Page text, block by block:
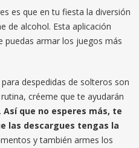
es que en tu fiesta la diversión
de alcohol. Esta aplicación
puedas armar los juegos más
despedidas de solteros son
créeme que te ayudarán
Así que no esperes más, te
las descargues tengas la
y también armes los